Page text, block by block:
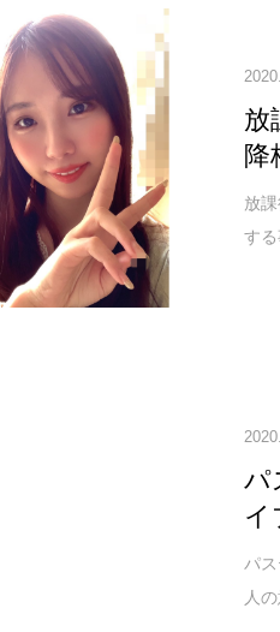
放
降
放
す
パ
イ
パ
人